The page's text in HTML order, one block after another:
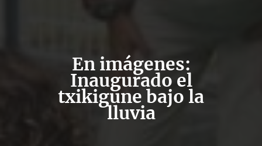
En imágenes:
Inaugurado el
txikigune bajo la
lluvia